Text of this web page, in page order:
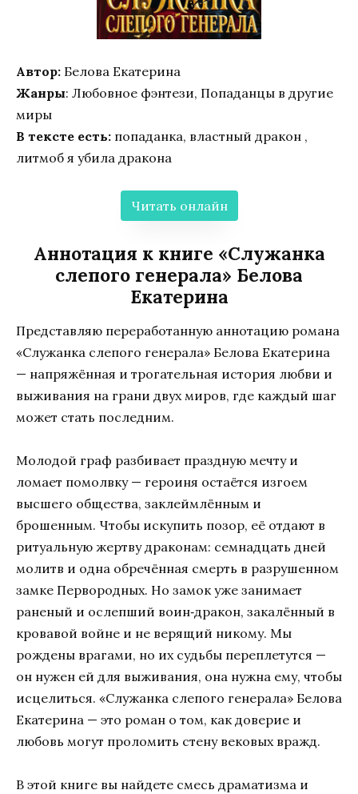
Автор: Белова Екатерина
Жанры: Любовное фэнтези, Попаданцы в другие
миры
В тексте есть: попаданка, властный дракон ,
литмоб я убила дракона
Читать онлайн
Аннотация к книге «Служанка
слепого генерала» Белова
Екатерина
Представляю переработанную аннотацию романа
«Служанка слепого генерала» Белова Екатерина
— напряжённая и трогательная история любви и
выживания на грани двух миров, где каждый шаг
может стать последним.
Молодой граф разбивает праздную мечту и
ломает помолвку — героиня остаётся изгоем
высшего общества, заклеймлённым и
брошенным. Чтобы искупить позор, её отдают в
ритуальную жертву драконам: семнадцать дней
молитв и одна обречённая смерть в разрушенном
замке Первородных. Но замок уже занимает
раненый и ослепший воин‑дракон, закалённый в
кровавой войне и не верящий никому. Мы
рождены врагами, но их судьбы переплетутся —
он нужен ей для выживания, она нужна ему, чтобы
исцелиться. «Служанка слепого генерала» Белова
Екатерина — это роман о том, как доверие и
любовь могут проломить стену вековых вражд.
В этой книге вы найдете смесь драматизма и